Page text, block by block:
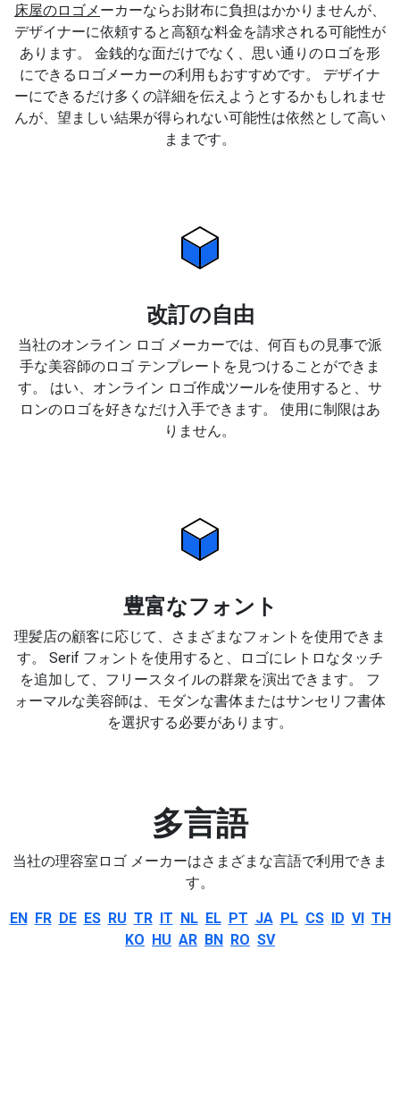
床屋のロゴメ ーカーならお財布に負担はかかりませんが、
デザイナーに依頼すると高額な料金を請求される可能性が
あります。 金銭的な面だけでなく、思い通りのロゴを形
にできるロゴメーカーの利用もおすすめです。 デザイナ
ーにできるだけ多くの詳細を伝えようとするかもしれませ
んが、望ましい結果が得られない可能性は依然として高い
ままです。
改訂の自由
当社のオンライン ロゴ メーカーでは、何百もの見事で派
手な美容師のロゴ テンプレートを見つけることができま
す。 はい、オンライン ロゴ作成ツールを使用すると、サ
ロンのロゴを好きなだけ入手できます。 使用に制限はあ
りません。
豊富なフォント
理髪店の顧客に応じて、さまざまなフォントを使用できま
す。 Serif フォントを使用すると、ロゴにレトロなタッチ
を追加して、フリースタイルの群衆を演出できます。 フ
ォーマルな美容師は、モダンな書体またはサンセリフ書体
を選択する必要があります。
多言語
当社の理容室ロゴ メーカーはさまざまな言語で利用できま
す。
EN FR DE ES RU TR IT NL EL PT JA PL CS ID VI TH
KO HU AR BN RO SV